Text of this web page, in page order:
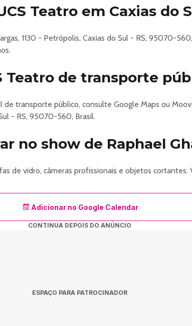
Teatro em Caxias do
1130 - Petrópolis, Caxias do Sul - RS, 95070-
Teatro de transporte
de transporte público, consulte Google Maps ou
- RS, 95070-560, Brasil.
no show de Raphael
de vidro, câmeras profissionais e objetos cortantes.
Adicionar no Google Calendar
CONTINUA DEPOIS DO ANÚNCIO
ESPAÇO PARA PATROCINADOR